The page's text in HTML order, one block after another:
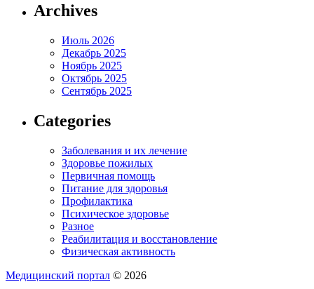
Archives
Июль 2026
Декабрь 2025
Ноябрь 2025
Октябрь 2025
Сентябрь 2025
Categories
Заболевания и их лечение
Здоровье пожилых
Первичная помощь
Питание для здоровья
Профилактика
Психическое здоровье
Разное
Реабилитация и восстановление
Физическая активность
Медицинский портал © 2026